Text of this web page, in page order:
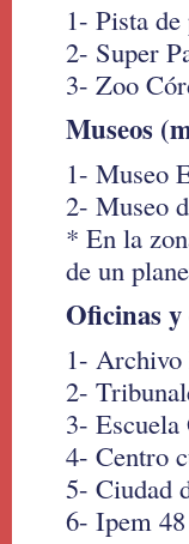
1- Pista de
2- Super
3- Zoo
Museos
1- Museo
2- Museo
* En la
de un
Oficinas
1-
2-
3-
4- Centro
5- Ciudad
6- Ipem